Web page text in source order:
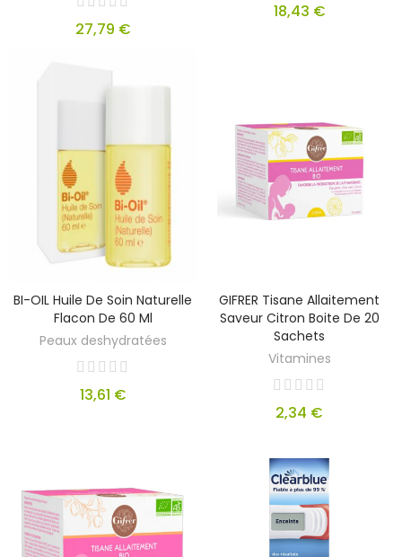
27,79 €
18,43 €
BI-OIL Huile De Soin Naturelle
Flacon De 60 Ml
Peaux deshydratées
13,61 €
GIFRER Tisane Allaitement
Saveur Citron Boite De 20
Sachets
Vitamines
2,34 €